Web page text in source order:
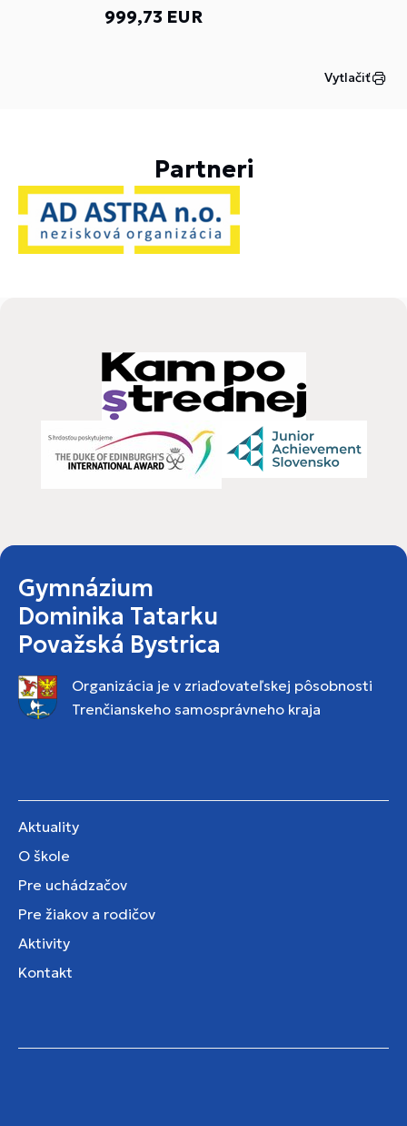
999,73 EUR
Vytlačiť
Partneri
Gymnázium
Dominika Tatarku
Považská Bystrica
Organizácia je v zriaďovateľskej pôsobnosti
Trenčianskeho samosprávneho kraja
Aktuality
O škole
Pre uchádzačov
Pre žiakov a rodičov
Aktivity
Kontakt